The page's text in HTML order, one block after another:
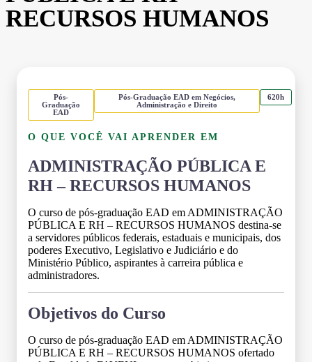
RECURSOS HUMANOS
Pós-
Graduação
EAD
Pós-Graduação EAD em Negócios,
Administração e Direito
620h
O QUE VOCÊ VAI APRENDER EM
ADMINISTRAÇÃO PÚBLICA E
RH – RECURSOS HUMANOS
O curso de pós-graduação EAD em ADMINISTRAÇÃO
PÚBLICA E RH – RECURSOS HUMANOS destina-se
a servidores públicos federais, estaduais e municipais, dos
poderes Executivo, Legislativo e Judiciário e do
Ministério Público, aspirantes à carreira pública e
administradores.
Objetivos do Curso
O curso de pós-graduação EAD em ADMINISTRAÇÃO
PÚBLICA E RH – RECURSOS HUMANOS ofertado